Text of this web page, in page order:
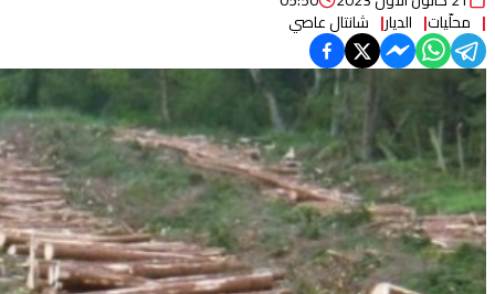
خاص
رياضة
من لبنان
ثقافة ومجتمع
منوعات
محلّيات الديار شانتال عاصي